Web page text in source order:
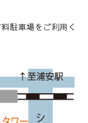
駐車場をご利用く